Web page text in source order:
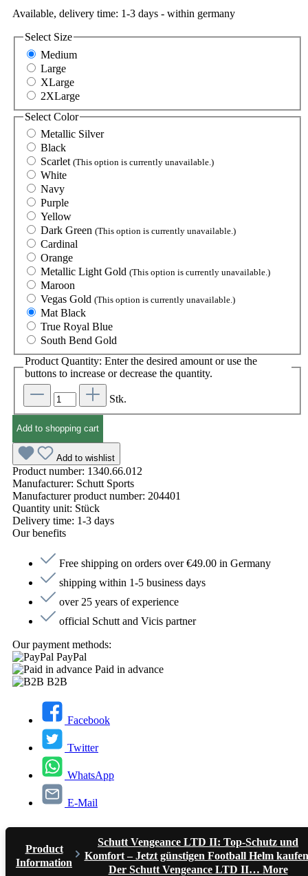
Available, delivery time: 1-3 days - within germany
Select Size
Medium
Large
XLarge
2XLarge
Select Color
Metallic Silver
Black
Scarlet (This option is currently unavailable.)
White
Navy
Purple
Yellow
Dark Green (This option is currently unavailable.)
Cardinal
Orange
Metallic Light Gold (This option is currently unavailable.)
Maroon
Vegas Gold (This option is currently unavailable.)
Mat Black
True Royal Blue
South Bend Gold
Product Quantity: Enter the desired amount or use the
buttons to increase or decrease the quantity.
Stk.
Add to shopping cart
Add to wishlist
Product number: 1340.66.012
Manufacturer: Schutt Sports
Manufacturer product number: 204401
Quantity unit: Stück
Delivery time: 1-3 days
Our benefits
Free shipping on orders over €49.00 in Germany
shipping within 1-5 business days
over 25 years of experience
official Schutt and Vicis partner
Our payment methods:
PayPal
Paid in advance
B2B
Facebook
Twitter
WhatsApp
E-Mail
Product
Information
Schutt Vengeance LTD II: Top-Schutz und
Komfort – Jetzt günstigen Football Helm
Der Schutt Vengeance LTD II… More